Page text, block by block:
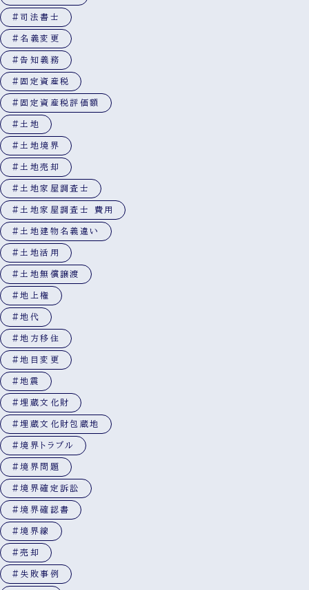
#司法書士
#名義変更
#告知義務
#固定資産税
#固定資産税評価額
#土地
#土地境界
#土地売却
#土地家屋調査士
#土地家屋調査士 費用
#土地建物名義違い
#土地活用
#土地無償譲渡
#地上権
#地代
#地方移住
#地目変更
#地震
#埋蔵文化財
#埋蔵文化財包蔵地
#境界トラブル
#境界問題
#境界確定訴訟
#境界確認書
#境界線
#売却
#失敗事例